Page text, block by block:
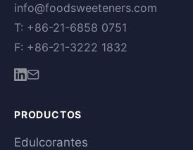
info@foodsweeteners.com
T: +86-21-6858 0751
F: +86-21-3222 1832
PRODUCTOS
Edulcorantes